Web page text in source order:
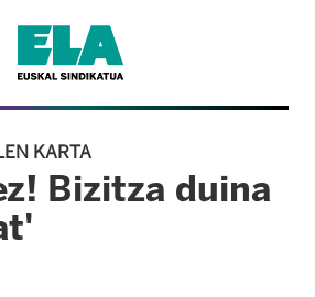
KARTA
Bizitza duina